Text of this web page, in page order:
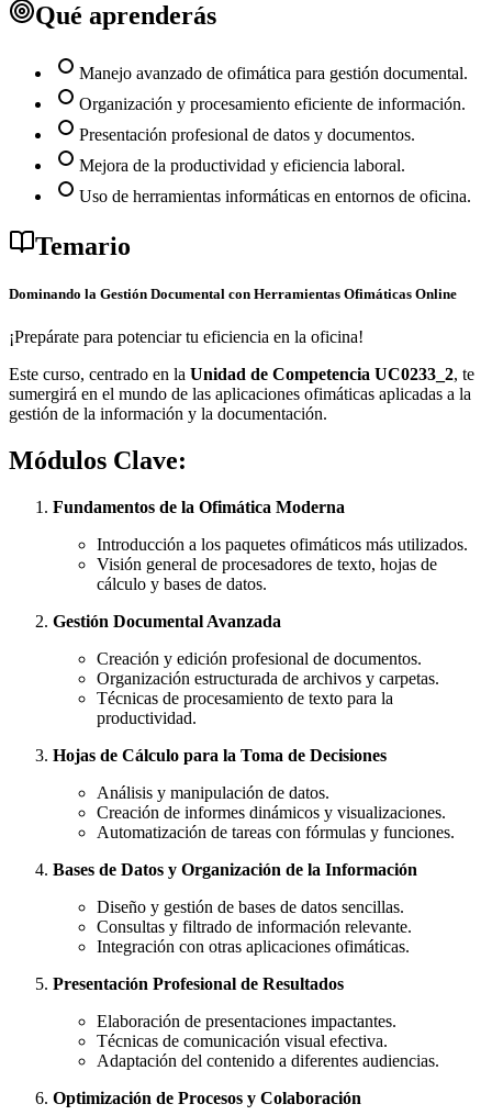
Qué aprenderás
Manejo avanzado de ofimática para gestión documental.
Organización y procesamiento eficiente de información.
Presentación profesional de datos y documentos.
Mejora de la productividad y eficiencia laboral.
Uso de herramientas informáticas en entornos de oficina.
Temario
Dominando la Gestión Documental con Herramientas Ofimáticas Online
¡Prepárate para potenciar tu eficiencia en la oficina!
Este curso, centrado en la Unidad de Competencia UC0233_2, te
sumergirá en el mundo de las aplicaciones ofimáticas aplicadas a la
gestión de la información y la documentación.
Módulos Clave:
Fundamentos de la Ofimática Moderna
Introducción a los paquetes ofimáticos más utilizados.
Visión general de procesadores de texto, hojas de
cálculo y bases de datos.
Gestión Documental Avanzada
Creación y edición profesional de documentos.
Organización estructurada de archivos y carpetas.
Técnicas de procesamiento de texto para la
productividad.
Hojas de Cálculo para la Toma de Decisiones
Análisis y manipulación de datos.
Creación de informes dinámicos y visualizaciones.
Automatización de tareas con fórmulas y funciones.
Bases de Datos y Organización de la Información
Diseño y gestión de bases de datos sencillas.
Consultas y filtrado de información relevante.
Integración con otras aplicaciones ofimáticas.
Presentación Profesional de Resultados
Elaboración de presentaciones impactantes.
Técnicas de comunicación visual efectiva.
Adaptación del contenido a diferentes audiencias.
Optimización de Procesos y Colaboración